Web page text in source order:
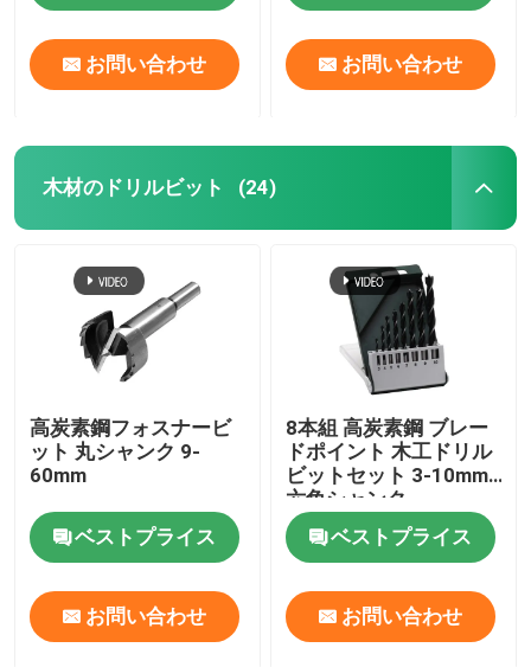
お問い合わせ お問い合わせ
木材のドリルビット (24)
高炭素鋼フォスナービ
ット 丸シャンク 9-
60mm
ベストプライス
お問い合わせ
8本組 高炭素鋼 ブレー
ドポイント 木工ドリル
ビットセット 3-10mm
六角シャンク
ベストプライス
お問い合わせ